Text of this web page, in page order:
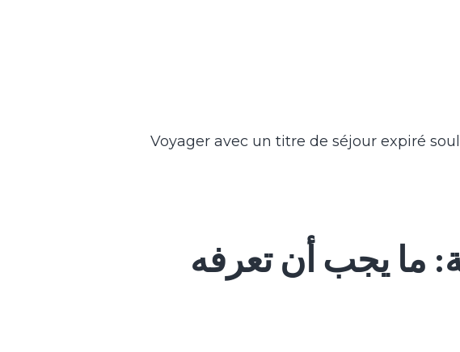
Voyager avec un titre de séjour expiré
ما يجب أن تعرفه